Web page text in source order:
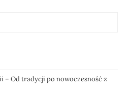
Od tradycji po nowoczesność z